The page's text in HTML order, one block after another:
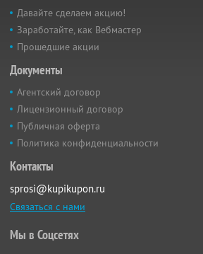
Давайте сделаем акцию!
Заработайте, как Вебмастер
Прошедшие акции
Документы
Агентский договор
Лицензионный договор
Публичная оферта
Политика конфиденциальности
Контакты
sprosi@kupikupon.ru
Связаться с нами
Мы в Соцсетях